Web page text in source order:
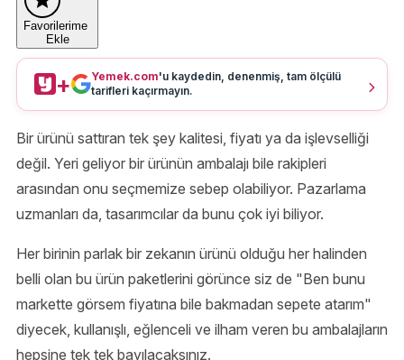
Favorilerime
Ekle
+ Yemek.com'u kaydedin, denenmiş, tam ölçülü
tarifleri kaçırmayın.
Bir ürünü sattıran tek şey kalitesi, fiyatı ya da işlevselliği
değil. Yeri geliyor bir ürünün ambalajı bile rakipleri
arasından onu seçmemize sebep olabiliyor. Pazarlama
uzmanları da, tasarımcılar da bunu çok iyi biliyor.
Her birinin parlak bir zekanın ürünü olduğu her halinden
belli olan bu ürün paketlerini görünce siz de "Ben bunu
markette görsem fiyatına bile bakmadan sepete atarım"
diyecek, kullanışlı, eğlenceli ve ilham veren bu ambalajların
hepsine tek tek bayılacaksınız.